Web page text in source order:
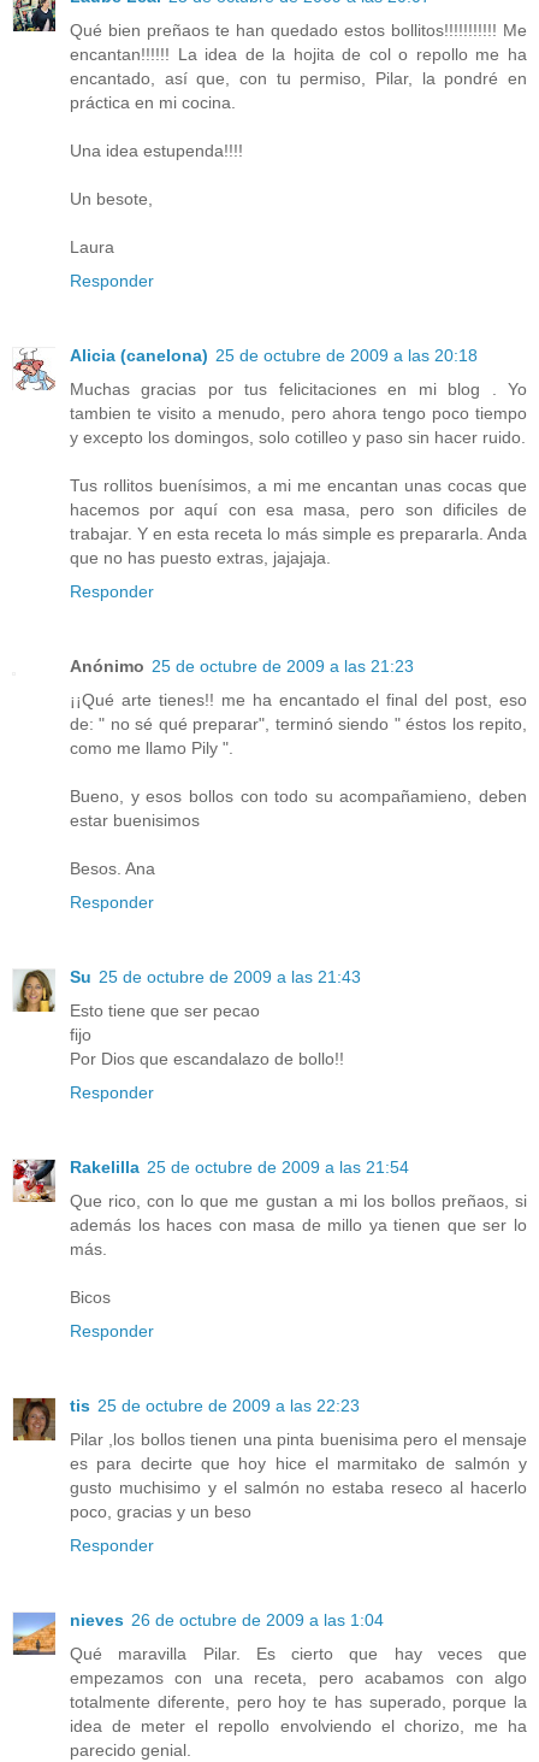
Qué bien preñaos te han quedado estos bollitos!!!!!!!!!!! Me
encantan!!!!!! La idea de la hojita de col o repollo me ha
encantado, así que, con tu permiso, Pilar, la pondré en
práctica en mi cocina.
Una idea estupenda!!!!
Un besote,
Laura
Responder
Alicia (canelona) 25 de octubre de 2009 a las 20:18
Muchas gracias por tus felicitaciones en mi blog . Yo
tambien te visito a menudo, pero ahora tengo poco tiempo
y excepto los domingos, solo cotilleo y paso sin hacer ruido.
Tus rollitos buenísimos, a mi me encantan unas cocas que
hacemos por aquí con esa masa, pero son dificiles de
trabajar. Y en esta receta lo más simple es prepararla. Anda
que no has puesto extras, jajajaja.
Responder
Anónimo 25 de octubre de 2009 a las 21:23
¡¡Qué arte tienes!! me ha encantado el final del post, eso
de: " no sé qué preparar", terminó siendo " éstos los repito,
como me llamo Pily ".
Bueno, y esos bollos con todo su acompañamieno, deben
estar buenisimos
Besos. Ana
Responder
Su 25 de octubre de 2009 a las 21:43
Esto tiene que ser pecao
fijo
Por Dios que escandalazo de bollo!!
Responder
Rakelilla 25 de octubre de 2009 a las 21:54
Que rico, con lo que me gustan a mi los bollos preñaos, si
además los haces con masa de millo ya tienen que ser lo
más.
Bicos
Responder
tis 25 de octubre de 2009 a las 22:23
Pilar ,los bollos tienen una pinta buenisima pero el mensaje
es para decirte que hoy hice el marmitako de salmón y
gusto muchisimo y el salmón no estaba reseco al hacerlo
poco, gracias y un beso
Responder
nieves 26 de octubre de 2009 a las 1:04
Qué maravilla Pilar. Es cierto que hay veces que
empezamos con una receta, pero acabamos con algo
totalmente diferente, pero hoy te has superado, porque la
idea de meter el repollo envolviendo el chorizo, me ha
parecido genial.